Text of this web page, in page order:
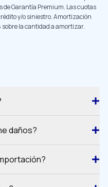
de Garantía Premium. Las cuotas
y/o siniestro. Amortización
sobre la cantidad a amortizar.
daños?